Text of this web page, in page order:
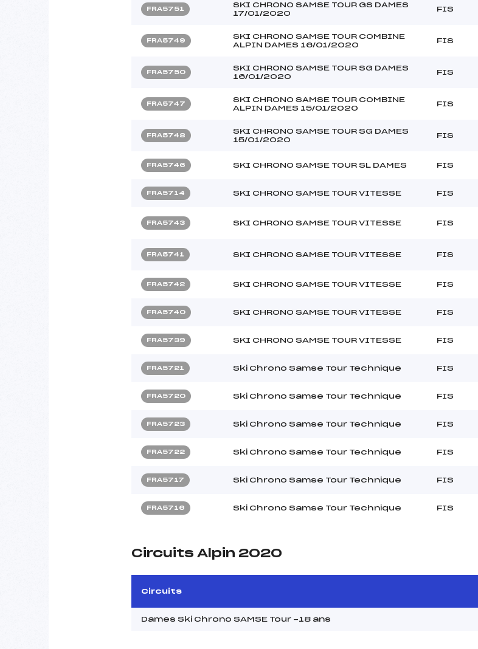
FRA5751
SKI CHRONO SAMSE TOUR GS DAMES
17/01/2020
FIS
FRA5749
SKI CHRONO SAMSE TOUR COMBINE
ALPIN DAMES 16/01/2020
FIS
FRA5750
SKI CHRONO SAMSE TOUR SG DAMES
16/01/2020
FIS
FRA5747
SKI CHRONO SAMSE TOUR COMBINE
ALPIN DAMES 15/01/2020
FIS
FRA5748
SKI CHRONO SAMSE TOUR SG DAMES
15/01/2020
FIS
FRA5746 SKI CHRONO SAMSE TOUR SL DAMES FIS
FRA5714 SKI CHRONO SAMSE TOUR VITESSE FIS
FRA5743 SKI CHRONO SAMSE TOUR VITESSE FIS
FRA5741 SKI CHRONO SAMSE TOUR VITESSE FIS
FRA5742 SKI CHRONO SAMSE TOUR VITESSE FIS
FRA5740 SKI CHRONO SAMSE TOUR VITESSE FIS
FRA5739 SKI CHRONO SAMSE TOUR VITESSE FIS
FRA5721 Ski Chrono Samse Tour Technique FIS
FRA5720 Ski Chrono Samse Tour Technique FIS
FRA5723 Ski Chrono Samse Tour Technique FIS
FRA5722 Ski Chrono Samse Tour Technique FIS
FRA5717 Ski Chrono Samse Tour Technique FIS
FRA5716 Ski Chrono Samse Tour Technique FIS
Circuits Alpin 2020
Circuits
Dames Ski Chrono SAMSE Tour -18 ans